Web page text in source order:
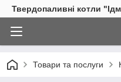
Твердопаливні котли
Товари та послуги